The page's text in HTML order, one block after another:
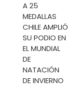
A 25
MEDALLAS
CHILE AMPLIÓ
SU PODIO EN
EL MUNDIAL
DE
NATACIÓN
DE INVIERNO